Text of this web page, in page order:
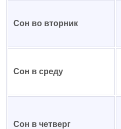
Сон во вторник
Сон в среду
Сон в четверг